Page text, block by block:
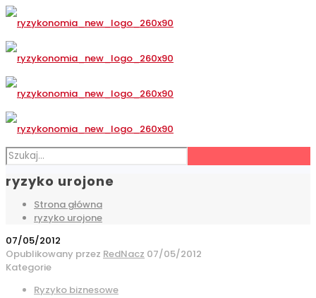
ryzyko urojone
Strona główna
ryzyko urojone
07/05/2012
Opublikowany przez RedNacz 07/05/2012
Kategorie
Ryzyko biznesowe